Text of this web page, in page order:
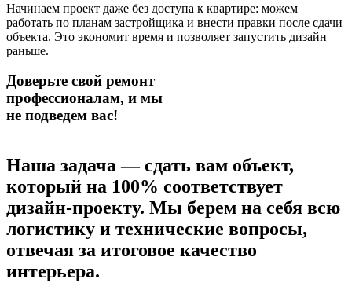
Начинаем проект даже без доступа к квартире: можем
работать по планам застройщика и внести правки после сдачи
объекта. Это экономит время и позволяет запустить дизайн
раньше.
Доверьте свой ремонт
профессионалам, и мы
не подведем вас!
Наша задача — сдать вам объект,
который на 100% соответствует
дизайн-проекту. Мы берем на себя всю
логистику и технические вопросы,
отвечая за итоговое качество
интерьера.